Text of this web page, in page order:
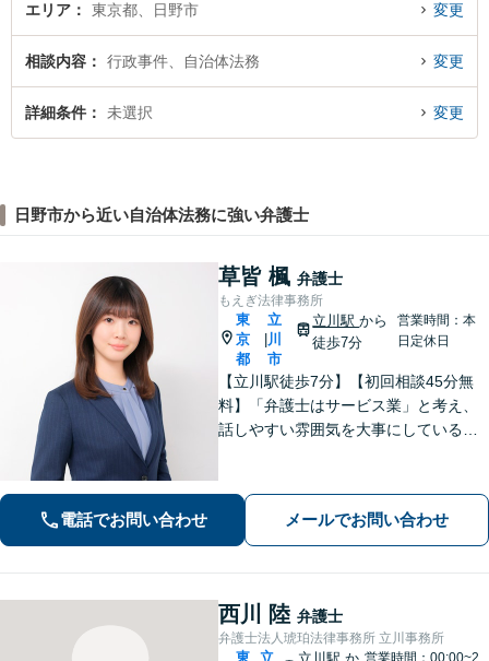
エリア 東京都、日野市 変更
相談内容 行政事件、自治体法務 変更
詳細条件 未選択 変更
日野市から近い自治体法務に強い弁護士
草皆 楓 弁護士
もえぎ法律事務所
東
京
都
立
川
市
立川駅から
徒歩7分
営業時間：本
日定休日
【立川駅徒歩7分】【初回相談45分無
料】「弁護士はサービス業」と考え、
話しやすい雰囲気を大事にしている事
を心がけています【離婚・男女問題／
相続・遺言／交通事故】
電話でお問い合わせ メールでお問い合わせ
西川 陸 弁護士
弁護士法人琥珀法律事務所 立川事務所
東 立 立川駅か 営業時間：00:00~2